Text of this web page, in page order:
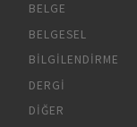
BELGE
BELGESEL
BILGILENDIRME
DERGI
DIĞER